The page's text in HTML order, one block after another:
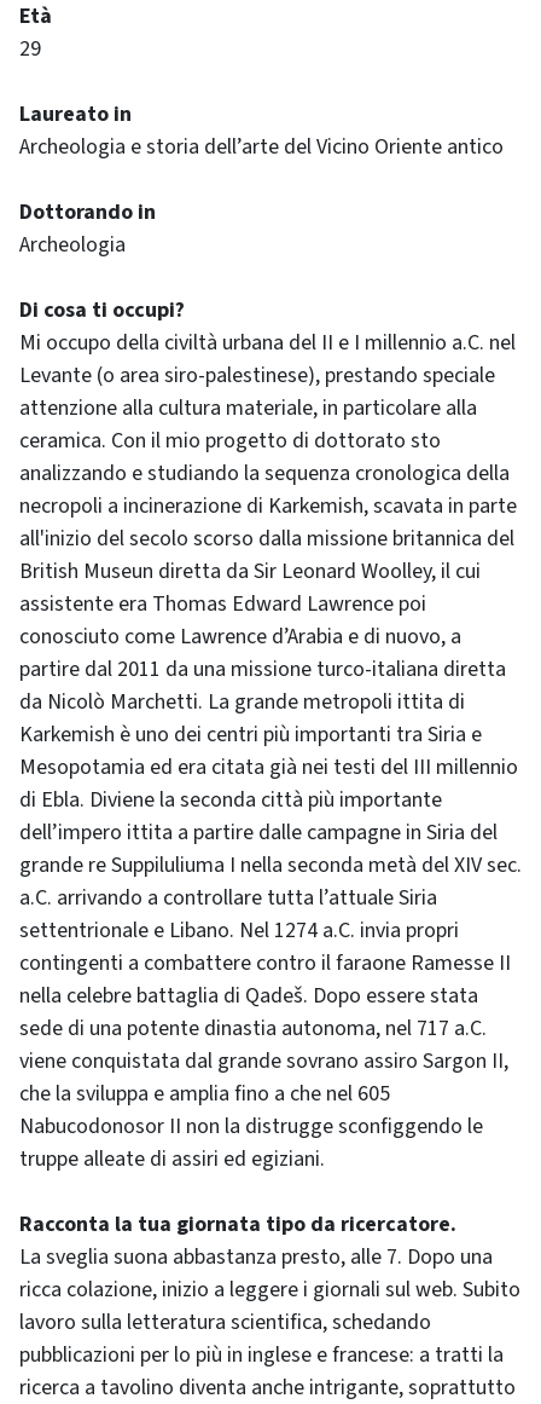
Età
29
Laureato in
Archeologia e storia dell’arte del Vicino Oriente antico
Dottorando in
Archeologia
Di cosa ti occupi?
Mi occupo della civiltà urbana del II e I millennio a.C. nel
Levante (o area siro-palestinese), prestando speciale
attenzione alla cultura materiale, in particolare alla
ceramica. Con il mio progetto di dottorato sto
analizzando e studiando la sequenza cronologica della
necropoli a incinerazione di Karkemish, scavata in parte
all'inizio del secolo scorso dalla missione britannica del
British Museun diretta da Sir Leonard Woolley, il cui
assistente era Thomas Edward Lawrence poi
conosciuto come Lawrence d’Arabia e di nuovo, a
partire dal 2011 da una missione turco-italiana diretta
da Nicolò Marchetti. La grande metropoli ittita di
Karkemish è uno dei centri più importanti tra Siria e
Mesopotamia ed era citata già nei testi del III millennio
di Ebla. Diviene la seconda città più importante
dell’impero ittita a partire dalle campagne in Siria del
grande re Suppiluliuma I nella seconda metà del XIV sec.
a.C. arrivando a controllare tutta l’attuale Siria
settentrionale e Libano. Nel 1274 a.C. invia propri
contingenti a combattere contro il faraone Ramesse II
nella celebre battaglia di Qadeš. Dopo essere stata
sede di una potente dinastia autonoma, nel 717 a.C.
viene conquistata dal grande sovrano assiro Sargon II,
che la sviluppa e amplia fino a che nel 605
Nabucodonosor II non la distrugge sconfiggendo le
truppe alleate di assiri ed egiziani.
Racconta la tua giornata tipo da ricercatore.
La sveglia suona abbastanza presto, alle 7. Dopo una
ricca colazione, inizio a leggere i giornali sul web. Subito
lavoro sulla letteratura scientifica, schedando
pubblicazioni per lo più in inglese e francese: a tratti la
ricerca a tavolino diventa anche intrigante, soprattutto